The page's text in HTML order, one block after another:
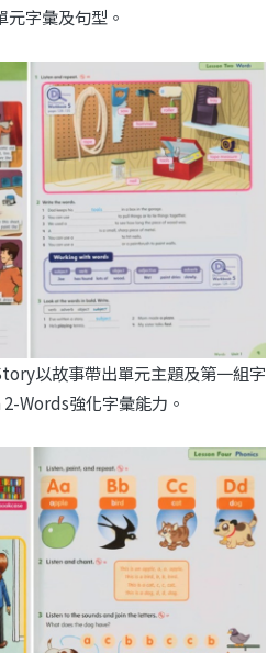
元字彙及句型。
以故事帶出單元主題及第一組字
Words強化字彙能力。